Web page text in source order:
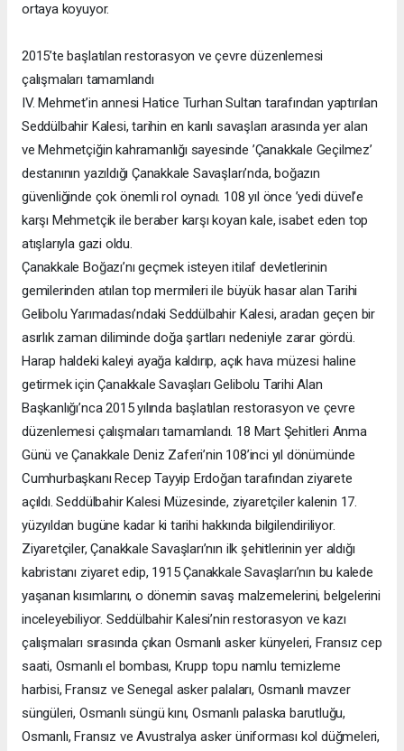
ortaya koyuyor.
2015’te başlatılan restorasyon ve çevre düzenlemesi
çalışmaları tamamlandı
IV. Mehmet’in annesi Hatice Turhan Sultan tarafından yaptırılan
Seddülbahir Kalesi, tarihin en kanlı savaşları arasında yer alan
ve Mehmetçiğin kahramanlığı sayesinde ’Çanakkale Geçilmez’
destanının yazıldığı Çanakkale Savaşları’nda, boğazın
güvenliğinde çok önemli rol oynadı. 108 yıl önce ’yedi düvel’e
karşı Mehmetçik ile beraber karşı koyan kale, isabet eden top
atışlarıyla gazi oldu.
Çanakkale Boğazı’nı geçmek isteyen itilaf devletlerinin
gemilerinden atılan top mermileri ile büyük hasar alan Tarihi
Gelibolu Yarımadası’ndaki Seddülbahir Kalesi, aradan geçen bir
asırlık zaman diliminde doğa şartları nedeniyle zarar gördü.
Harap haldeki kaleyi ayağa kaldırıp, açık hava müzesi haline
getirmek için Çanakkale Savaşları Gelibolu Tarihi Alan
Başkanlığı’nca 2015 yılında başlatılan restorasyon ve çevre
düzenlemesi çalışmaları tamamlandı. 18 Mart Şehitleri Anma
Günü ve Çanakkale Deniz Zaferi’nin 108’inci yıl dönümünde
Cumhurbaşkanı Recep Tayyip Erdoğan tarafından ziyarete
açıldı. Seddülbahir Kalesi Müzesinde, ziyaretçiler kalenin 17.
yüzyıldan bugüne kadar ki tarihi hakkında bilgilendiriliyor.
Ziyaretçiler, Çanakkale Savaşları’nın ilk şehitlerinin yer aldığı
kabristanı ziyaret edip, 1915 Çanakkale Savaşları’nın bu kalede
yaşanan kısımlarını, o dönemin savaş malzemelerini, belgelerini
inceleyebiliyor. Seddülbahir Kalesi’nin restorasyon ve kazı
çalışmaları sırasında çıkan Osmanlı asker künyeleri, Fransız cep
saati, Osmanlı el bombası, Krupp topu namlu temizleme
harbisi, Fransız ve Senegal asker palaları, Osmanlı mavzer
süngüleri, Osmanlı süngü kını, Osmanlı palaska barutluğu,
Osmanlı, Fransız ve Avustralya asker üniforması kol düğmeleri,